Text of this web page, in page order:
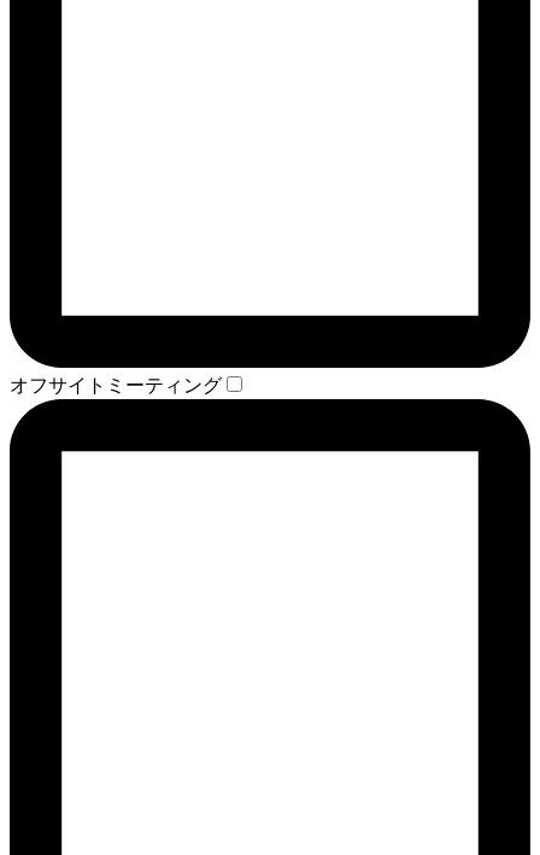
オフサイトミーティング